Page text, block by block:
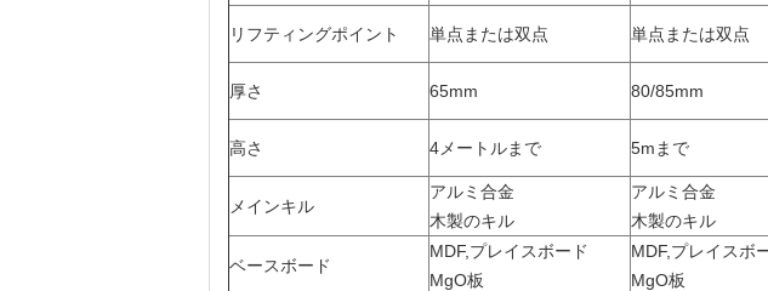
リフティングポイント 単点または双点 単点または双点
厚さ 65mm 80/85mm
高さ 4メートルまで 5mまで
メインキル
アルミ合金
木製のキル
アルミ合金
木製のキル
ベースボード
MDF,プレイスボード
MgO板
MDF,プレイスボ
MgO板